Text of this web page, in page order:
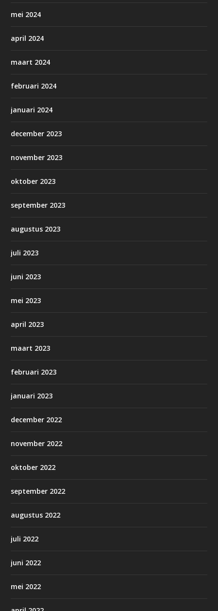
mei 2024
april 2024
maart 2024
februari 2024
januari 2024
december 2023
november 2023
oktober 2023
september 2023
augustus 2023
juli 2023
juni 2023
mei 2023
april 2023
maart 2023
februari 2023
januari 2023
december 2022
november 2022
oktober 2022
september 2022
augustus 2022
juli 2022
juni 2022
mei 2022